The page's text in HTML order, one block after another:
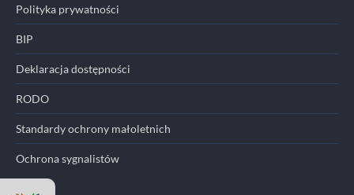
Polityka prywatności
BIP
Deklaracja dostępności
RODO
Standardy ochrony małoletnich
Ochrona sygnalistów